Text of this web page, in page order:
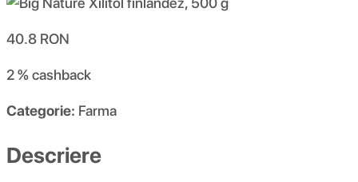
40.8 RON
2 %cashback
Categorie: Farma
Descriere